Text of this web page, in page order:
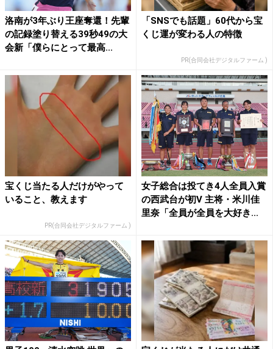
洛南が3年ぶり王座奪還！先輩
の記録塗り替える39秒49の大
会新「僕らにとって最高...
「SNSでも話題」60代から宝
くじ運が変わる人の特徴
PR(合同会社デジタルファーム )
宝くじ当たる人だけがやって
いること、教えます
PR(合同会社デジタルファーム )
女子総合は投てき4人全員入賞
の西武台が初V 主将・米川佳
里奈「全員が全員を大好き...